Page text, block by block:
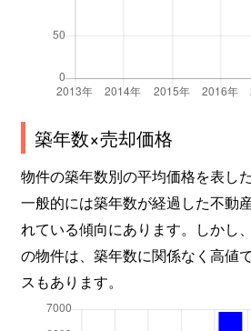
築年数×売却価格
物件の築年数別の平均価格を表し
一般的には築年数が経過した不動
れている傾向にあります。しかし
の物件は、築年数に関係なく高値
スもあります。